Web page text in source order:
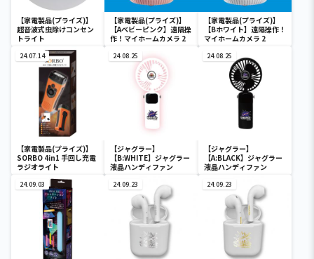
【家電製品(プライズ)】
超音波式虫除けコンセン
トライト
【家電製品(プライズ)】
【Aベビーピンク】遠隔操
作！マイホームカメラ 2
【家電製品(プライズ)】
【Bホワイト】遠隔操作！
マイホームカメラ 2
24.07.14
【家電製品(プライズ)】
SORBO 4in1 手回し充電
ラジオライト
24.08.25
【ジャグラー】
【B:WHITE】ジャグラー
液晶ハンディファン
24.08.25
【ジャグラー】
【A:BLACK】ジャグラー
液晶ハンディファン
24.09.03 24.09.23 24.09.23